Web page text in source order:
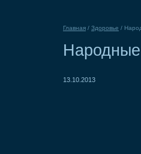
Главная / Здоровье /
Народные
13.10.2013